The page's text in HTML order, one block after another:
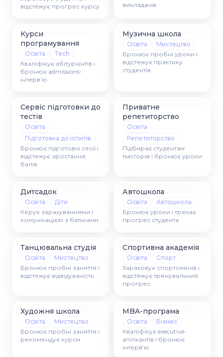
відстежує прогрес курсу
викладачів
Курси
програмування
Освіта
Tech
Кваліфікує абітурієнтів і
бронює admissions-
інтервʼю
Музична школа
Освіта
Мистецтво
Бронює пробні уроки і
відстежує практику
студентів
Сервіс підготовки до
тестів
Освіта
Підготовка до іспитів
Бронює підготовчі сесії і
відстежує зростання
балів
Приватне
репетиторство
Освіта
Репетиторство
Підбирає студентам
тьюторів і бронює уроки
Дитсадок
Освіта
Діти
Керує зарахуваннями і
комунікацією з батьками
Автошкола
Освіта
Автошкола
Бронює уроки і трекає
прогрес студента
Танцювальна студія
Освіта
Мистецтво
Бронює пробні заняття і
відстежує відвідуваність
Спортивна академія
Освіта
Спорт
Зараховує спортсменів і
відстежує тренувальний
прогрес
Художня школа
Освіта
Мистецтво
Бронює пробні заняття і
рекомендує курси
MBA-програма
Освіта
Бізнес
Кваліфікує executive-
аплікантів і бронює
інтервʼю